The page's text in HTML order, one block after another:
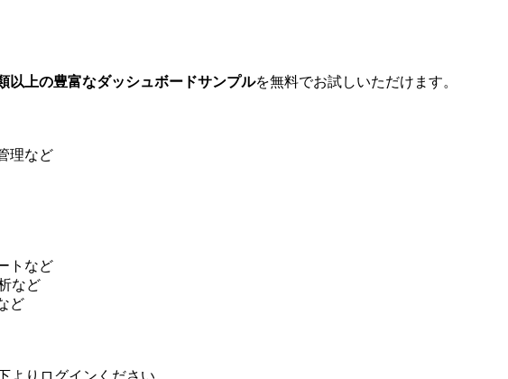
以上の豊富なダッシュボードサンプルを無料でお試しいただけます。​
理など​
トなど​
など​
ど​